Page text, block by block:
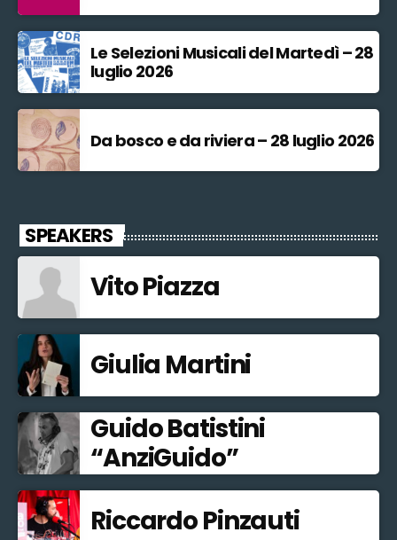
Le Selezioni Musicali del Martedì – 28
luglio 2026
Da bosco e da riviera – 28 luglio 2026
SPEAKERS
Vito Piazza
Giulia Martini
Guido Batistini
“AnziGuido”
Riccardo Pinzauti